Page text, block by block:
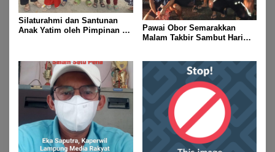
Silaturahmi dan Santunan
Anak Yatim oleh Pimpinan PT
Pawai Obor Semarakkan
Malam Takbir Sambut Hari
Asam, Kecamatan Banjit